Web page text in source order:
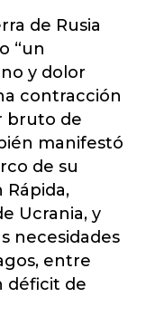
de Rusia
“un
y dolor
contracción
bruto de
manifestó
de su
Ucrania, y
necesidades
entre
déficit de